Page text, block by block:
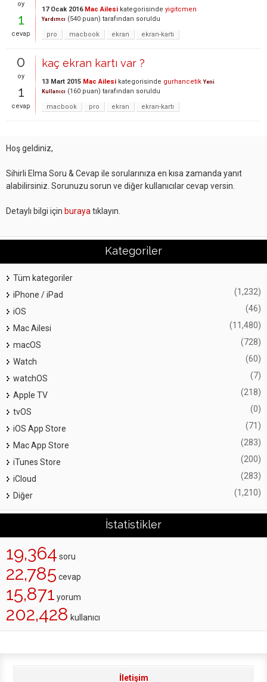
oy
1
cevap
17 Ocak 2016 Mac Ailesi kategorisinde yigitcmen
Yardımcı (540 puan) tarafından soruldu
pro
macbook ekran ekran-kartı
0
oy
1
cevap
kaç ekran kartı var ?
13 Mart 2015 Mac Ailesi kategorisinde gurhancetik Yeni
Kullanıcı (160 puan) tarafından soruldu
macbook
pro ekran ekran-kartı
Hoş geldiniz,
Sihirli Elma Soru & Cevap ile sorularınıza en kısa zamanda yanıt
alabilirsiniz. Sorunuzu sorun ve diğer kullanıcılar cevap versin.
Detaylı bilgi için buraya tıklayın.
Kategoriler
Tüm kategoriler
iPhone / iPad
(1,232)
iOS (46)
Mac Ailesi (11,480)
macOS (728)
Watch (60)
watchOS (7)
Apple TV (218)
tvOS (0)
iOS App Store (71)
Mac App Store (283)
iTunes Store (200)
iCloud (283)
Diğer (1,210)
İstatistikler
19,364 soru
22,785 cevap
15,871 yorum
202,428 kullanıcı
İletişim